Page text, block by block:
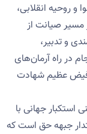
و روحیه انقلابی،
مسیر صیانت از
و تدبیر،
در راه آرمان‌های
فیض عظیم شهادت
استکبار جهانی با
جبهه حق است که